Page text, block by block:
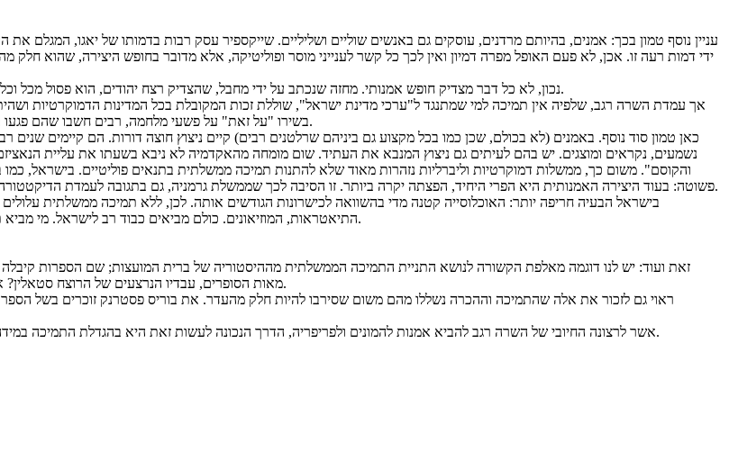
עניין נוסף טמון בכך: אמנים, בהיותם מרדנים, עוסקים גם באנשים שוליים ושליליים. שייקספיר עסק רבות בדמותו של יאגו, המגלם
ידי דמות רעה זו. אכן, לא פעם האופל מפרה דמיון ואין לכך כל קשר לענייני מוסר ופוליטיקה, אלא מדובר בחופש היצירה, שהוא חלק
נכון, לא כל דבר מצדיק חופש אמנותי. מחזה שנכתב על ידי מחבל, שהצדיק רצח יהודים, הוא פסול מכל וכל ושום חופש ביטוי לא יהיה לו מגן. כמו לכל זכויות האדם, גם חופש הביטוי אינו בלתי מוגבל.
אך עמדת השרה רגב, שלפיה אין תמיכה למי שמתנגד ל"ערכי מדינת ישראל", שוללת זכות המקובלת בכל המדינות הדמוקרטיות
בשירו "על זאת" על פשעי מלחמה, רבים חשבו שהם פגעו במדינת ישראל, בבחינת "שתולים" רחמנא ליצלן; אך היום אנו גאים במה שכתבו שני אלה.
כאן טמון סוד נוסף. באמנים (לא בכולם, שכן כמו בכל מקצוע גם ביניהם שרלטנים רבים) קיים ניצוץ חוצה דורות. הם קיימים
נשמעים, נקראים ומוצגים. יש בהם לעיתים גם ניצוץ המנבא את העתיד. שום מומחה מהאקדמיה לא ניבא בשעתו את עליית
והקוסם". משום כך, ממשלות דמוקרטיות וליברליות נזהרות מאוד שלא להתנות תמיכה ממשלתית בתנאים פוליטיים. בישראל,
פשוטה: בעוד היצירה האמנותית היא הפרי היחיד, הפצתה יקרה ביותר. זו הסיבה לכך שממשלת גרמניה, גם בתגובה לעמדת הדיקטטורה הנאצית, תומכת ביד רחבה בפריחה האמנותית בארצה, בלי להפעיל כל צנזורה פטריוטית.
בישראל הבעיה חריפה יותר: האוכלוסייה קטנה מדי בהשוואה לכישרונות הגודשים אותה. לכן, ללא תמיכה ממשלתית
התיאטראות, המוזיאונים. כולם מביאים כבוד רב לישראל. מי מביא תהילה לישראל? הרי הם אלה המביאים את הכישרון הישראלי העצום לידיעת העולם כולו.
זאת ועוד: יש לנו דוגמה מאלפת הקשורה לנושא התניית התמיכה הממשלתית מההיסטוריה של ברית המועצות; שם הספרות
מאות הסופרים, עבדיו הנרצעים של הרוצח סטאלין? אנחנו זוכרים את אנטון צ'כוב, עמנואל מנדלשטם ואנה אחמטובה, אלה שלא קיבלו תמיכה.
ראוי גם לזכור את אלה שהתמיכה וההכרה נשללו מהם משום שסירבו להיות חלק מהעדר. את בוריס פסטרנק זוכרים בשל
אשר לרצונה החיובי של השרה רגב להביא אמנות להמונים ולפריפריה, הדרך הנכונה לעשות זאת היא בהגדלת התמיכה במידה כזו שתאפשר הוזלת הכרטיסים ושימת דגש על הפריפריה, גם מבחינת היוצרים והקהלים.